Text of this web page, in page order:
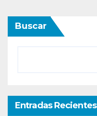
Buscar
Entradas Recientes